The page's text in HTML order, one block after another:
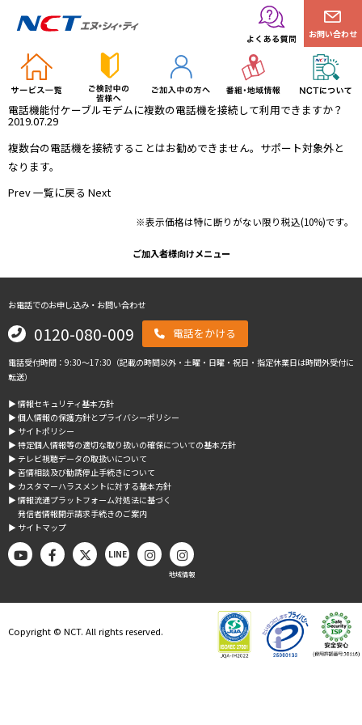
お問い合わせ
電話機能付ケーブルモデムに複数の電話機を接続して利用できますか？
2019.07.29
複数台の電話機を接続することはお勧めできません。サポート対象外と
なります。
Prev一覧に戻る Next
※表示価格は特に断りがない限り税込(10%)です。
ご加入者様向けメニュー
お電話でのお申し込み・お問い合わせ
0120-080-009 電話をかける
電話受付時間：9:30～17:30（記載の時間以外・土曜・日曜・祝日・指定休業日は時間外受付に
転送）
▶︎ 情報セキュリティ基本方針
▶︎ 個人情報の保護方針とプライバシーポリシー
▶︎ サイトポリシー
▶︎ 特定個人情報等の適切な取り扱いの確保についての基本方針
▶︎ テレビ視聴データの取扱いについて
▶︎ 苦情相談及び勧誘停止手続きについて
▶︎ カスタマーハラスメントに対する基本方針
▶︎ 情報流通プラットフォーム対処法に基づく
発信者情報開示請求手続きのご案内
▶︎ サイトマップ
LINE
地域情報
Copyright © NCT. All rights reserved.